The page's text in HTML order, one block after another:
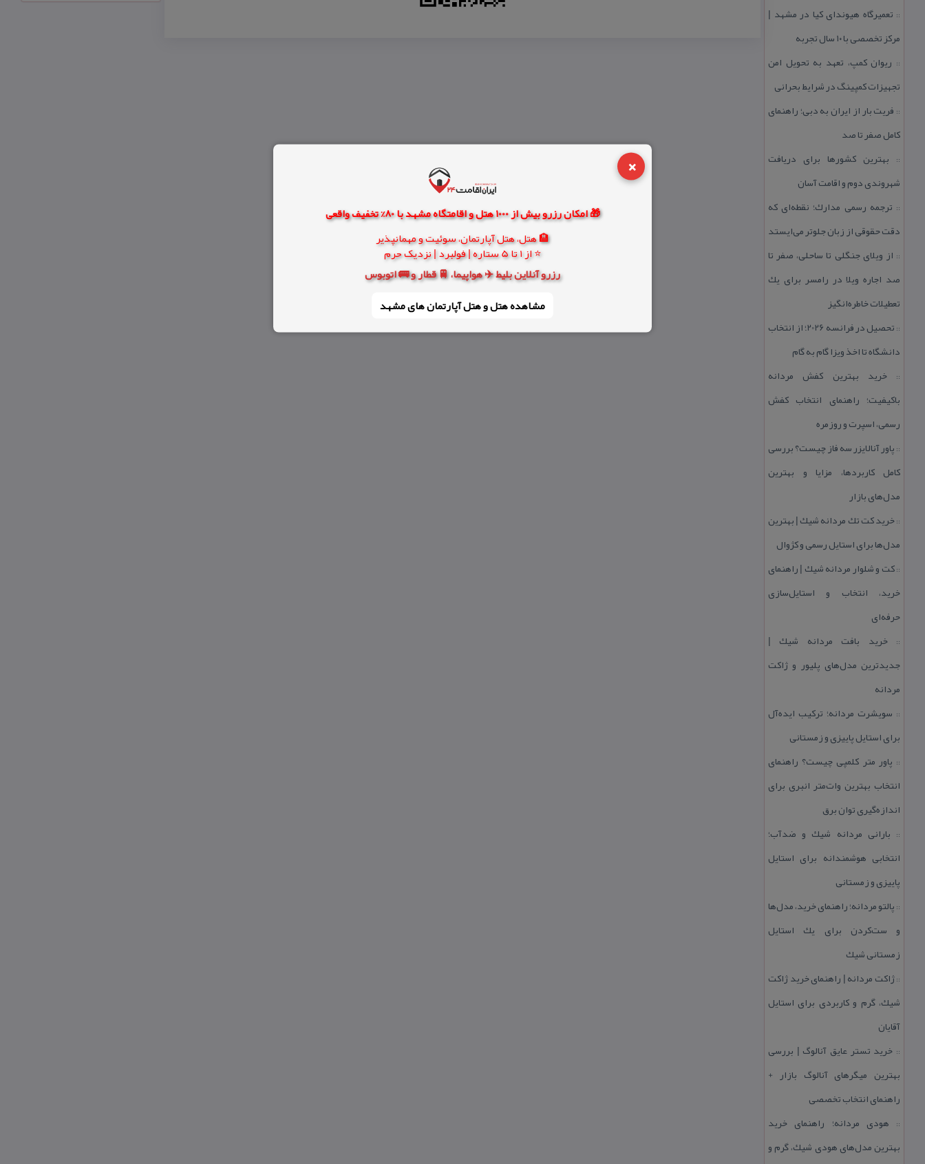
×
🎁 امکان رزرو بیش از 1000 هتل و اقامتگاه مشهد با 80% تخفیف واقعی
🏨 هتل، هتل آپارتمان، سوئیت و مهمانپذیر
⭐ از 1 تا 5 ستاره | فولبرد | نزدیک حرم
رزرو آنلاین بلیط ✈️ هواپیما، 🚆 قطار و 🚌 اتوبوس
مشاهده هتل و هتل‌ آپارتمان های مشهد
:: تعمیرگاه هیوندای كیا در مشهد |
مركز تخصصی با ۱۰ سال تجربه
:: ریوان كمپ، تعهد به تحویل امن
تجهیزات كمپینگ در شرایط بحرانی
:: فریت بار از ایران به دبی؛ راهنمای
كامل صفر تا صد
:: بهترین كشورها برای دریافت
شهروندی دوم و اقامت آسان
:: ترجمه رسمی مدارك؛ نقطه‌ای كه
دقت حقوقی از زبان جلوتر می‌ایستد
:: از ویلای جنگلی تا ساحلی، صفر تا
صد اجاره ویلا در رامسر برای یك
تعطیلات خاطره‌انگیز
::
تحصیل در فرانسه 2026؛ از انتخاب
دانشگاه تا اخذ ویزا گام به گام
::خرید بهترین كفش مردانه
باكیفیت؛ راهنمای انتخاب كفش
رسمی، اسپرت و روزمره
:: پاور آنالایزر سه فاز چیست؟ بررسی
كامل كاربردها، مزایا و بهترین
مدل‌های بازار
::خرید كت تك مردانه شیك | بهترین
مدل‌ها برای استایل رسمی و كژوال
::كت و شلوار مردانه شیك | راهنمای
خرید، انتخاب و استایل‌سازی
حرفه‌ای
::خرید بافت مردانه شیك |
جدیدترین مدل‌های پلیور و ژاكت
مردانه
:: سویشرت مردانه؛ تركیب ایده‌آل
برای استایل پاییزی و زمستانی
:: پاور متر كلمپی چیست؟ راهنمای
انتخاب بهترین وات‌متر انبری برای
اندازه‌گیری توان برق
:: بارانی مردانه شیك و ضدآب؛
انتخابی هوشمندانه برای استایل
پاییزی و زمستانی
:: پالتو مردانه؛ راهنمای خرید، مدل‌ها
و ست‌كردن برای یك استایل
زمستانی شیك
::ژاكت مردانه | راهنمای خرید ژاكت
شیك، گرم و كاربردی برای استایل
آقایان
:: خرید تستر عایق آنالوگ | بررسی
بهترین میگرهای آنالوگ بازار +
راهنمای انتخاب تخصصی
:: هودی مردانه؛ راهنمای خرید
بهترین مدل‌های هودی شیك، گرم و